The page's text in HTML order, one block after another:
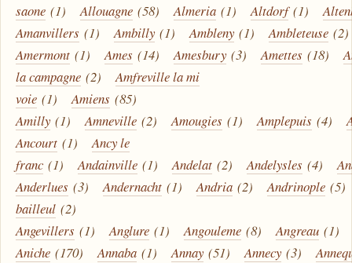
saone (1) Allouagne (58) Almeria (1) Altdorf (1)
Amanvillers (1) Ambilly (1) Ambleny (1) Ambleteuse (2)
Amermont (1) Ames (14) Amesbury (3) Amettes (18)
la campagne (2)
Amfreville la mi
voie (1) Amiens (85)
Amilly (1) Amneville (2) Amougies (1) Amplepuis (4)
Ancourt (1)
Ancy le
franc (1) Andainville (1) Andelat (2) Andelysles (4)
Anderlues (3) Andernacht (1) Andria (2) Andrinople (5)
bailleul (2)
Angevillers (1) Anglure (1) Angouleme (8) Angreau (1)
Aniche (170) Annaba (1) Annay (51) Annecy (3)